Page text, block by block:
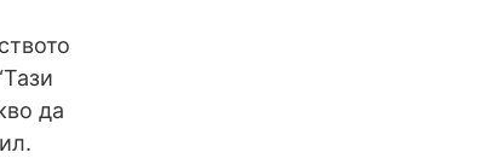
да